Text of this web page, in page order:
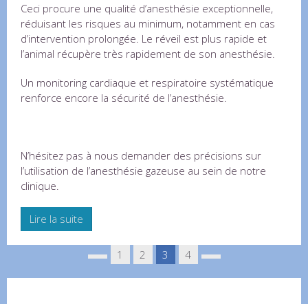
Ceci procure une qualité d’anesthésie exceptionnelle,
réduisant les risques au minimum, notamment en cas
d’intervention prolongée. Le réveil est plus rapide et
l’animal récupère très rapidement de son anesthésie.
Un monitoring cardiaque et respiratoire systématique
renforce encore la sécurité de l’anesthésie.
N’hésitez pas à nous demander des précisions sur
l’utilisation de l’anesthésie gazeuse au sein de notre
clinique.
Lire la suite
1 2 3 4